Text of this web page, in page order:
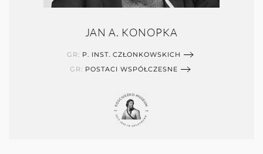
JAN A. KONOPKA
GR: P. INST. CZŁONKOWSKICH
GR: POSTACI WSPÓŁCZESNE